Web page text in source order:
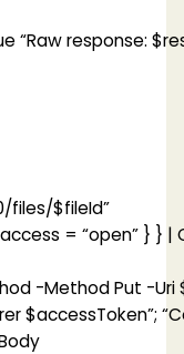
“Raw response:
files/$fileId”
= “open” } } |
-Method Put -Uri
$accessToken”;